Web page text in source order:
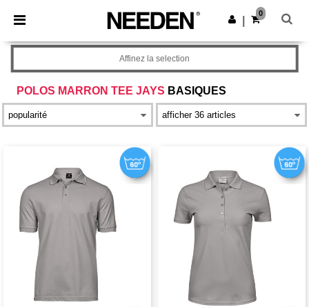
× Appli Needen
Meilleurs prix sur l’app !
Obtenir l'appli
0
POLOS MARRON TEE JAYS BASIQUES
Affinez la selection